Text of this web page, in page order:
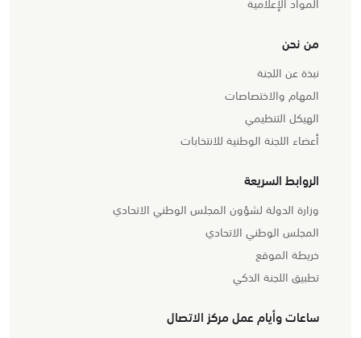
من نحن
نبذة عن اللجنة
المهام والاختصاصات
الهيكل التنظيمي
أعضاء اللجنة الوطنية للانتخابات
الروابط السريعة
وزارة الدولة لشؤون المجلس الوطني الاتحادي
المجلس الوطني الاتحادي
خريطة الموقع
تطبيق اللجنة الذكي
ساعات وأيام عمل مركز الاتصال